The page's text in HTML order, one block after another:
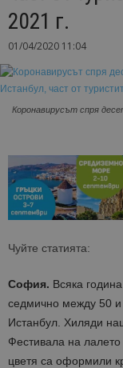
2021 г.
01/04/2020 11:04
Коронавирусът спря
Чуйте статията:
София. Всяка
седмично между 50 и
Истанбул. Хиляди
Фестивала на
цветя са оформили